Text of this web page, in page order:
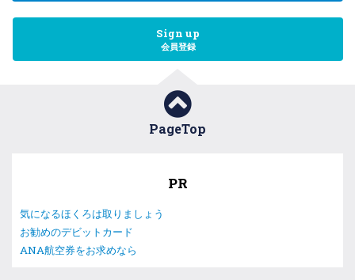
Sign up
会員登録
PageTop
PR
気になるほくろは取りましょう
お勧めのデビットカード
ANA航空券をお求めなら